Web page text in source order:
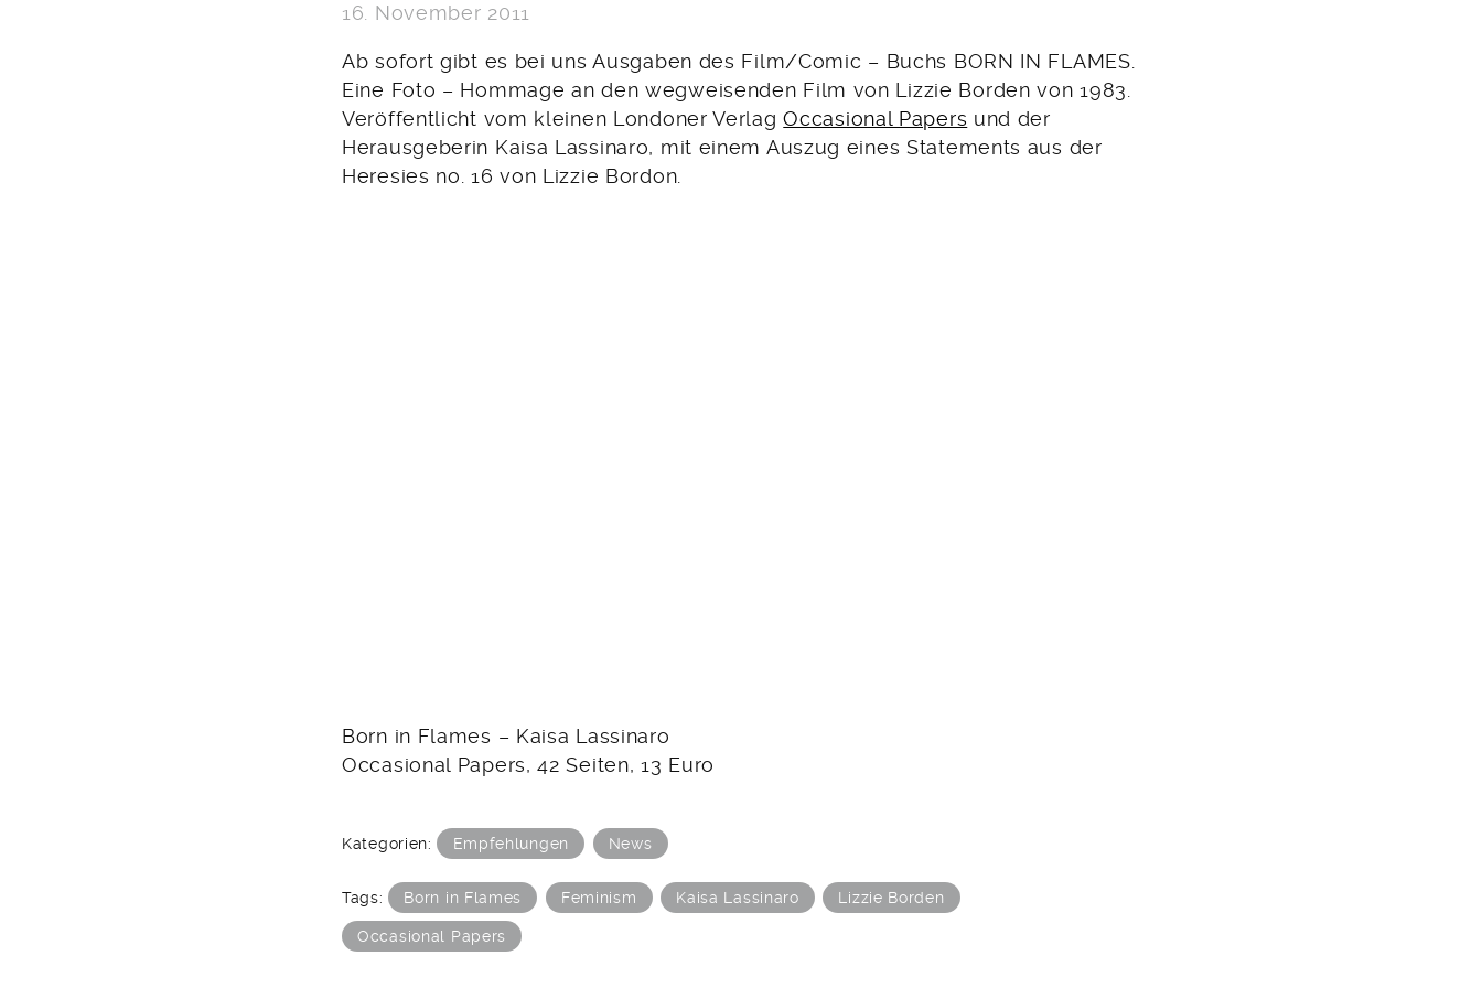
16. November 2011
Ab sofort gibt es bei uns Ausgaben des Film/Comic – Buchs BORN IN FLAMES.
Eine Foto – Hommage an den wegweisenden Film von Lizzie Borden von 1983.
Veröffentlicht vom kleinen Londoner VerlagOccasional Papers und der
Herausgeberin Kaisa Lassinaro, mit einem Auszug eines Statements aus der
Heresies no. 16 von Lizzie Bordon.
Born in Flames – Kaisa Lassinaro
Occasional Papers, 42 Seiten, 13 Euro
Kategorien: Empfehlungen News
Tags: Born in Flames Feminism Kaisa Lassinaro Lizzie Borden
Occasional Papers